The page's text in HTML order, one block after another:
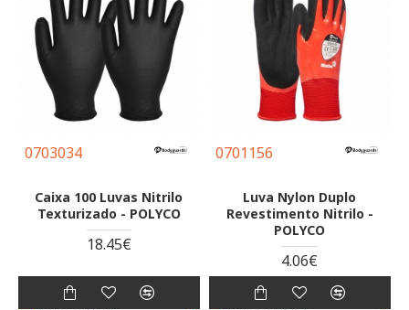
0703034
Caixa 100 Luvas Nitrilo
Texturizado - POLYCO
18.45€
0701156
Luva Nylon Duplo
Revestimento Nitrilo -
POLYCO
4.06€